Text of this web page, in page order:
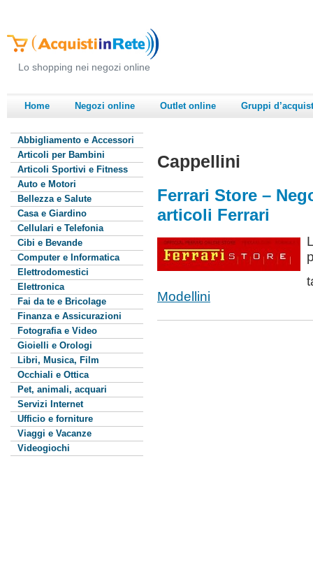
Lo shopping nei negozi online
Home Negozi online Outlet online Gruppi
Abbigliamento e Accessori
Articoli per Bambini
Articoli Sportivi e Fitness
Auto e Motori
Bellezza e Salute
Casa e Giardino
Cellulari e Telefonia
Cibi e Bevande
Computer e Informatica
Elettrodomestici
Elettronica
Fai da te e Bricolage
Finanza e Assicurazioni
Fotografia e Video
Gioielli e Orologi
Libri, Musica, Film
Occhiali e Ottica
Pet, animali, acquari
Servizi Internet
Ufficio e forniture
Viaggi e Vacanze
Videogiochi
Cappellini
Ferrari Store –
articoli Ferrari
Modellini